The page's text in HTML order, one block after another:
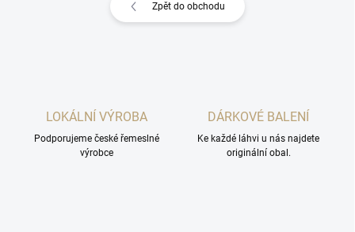
Zpět do obchodu
LOKÁLNÍ VÝROBA
Podporujeme české řemeslné
výrobce
DÁRKOVÉ BALENÍ
Ke každé láhvi u nás najdete
originální obal.